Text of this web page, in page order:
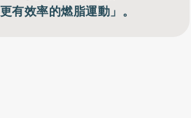
有效率的燃脂運動」。